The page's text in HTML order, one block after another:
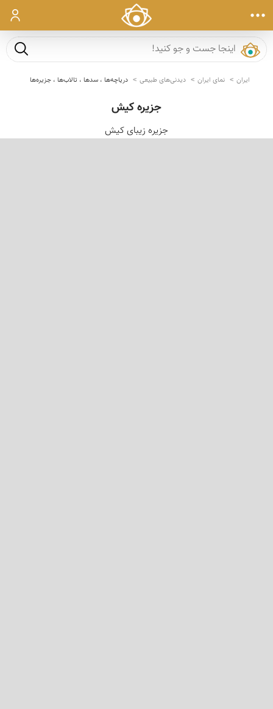
ورود
جست و
ایران نمای ایران دیدنی‌های طبیعی دریاچه‌ها ، سدها ، تالاب‌ها ، جزیره‌ها
جزیره کیش
جزیره زیبای كیش